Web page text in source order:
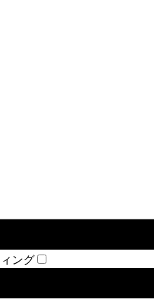
ング